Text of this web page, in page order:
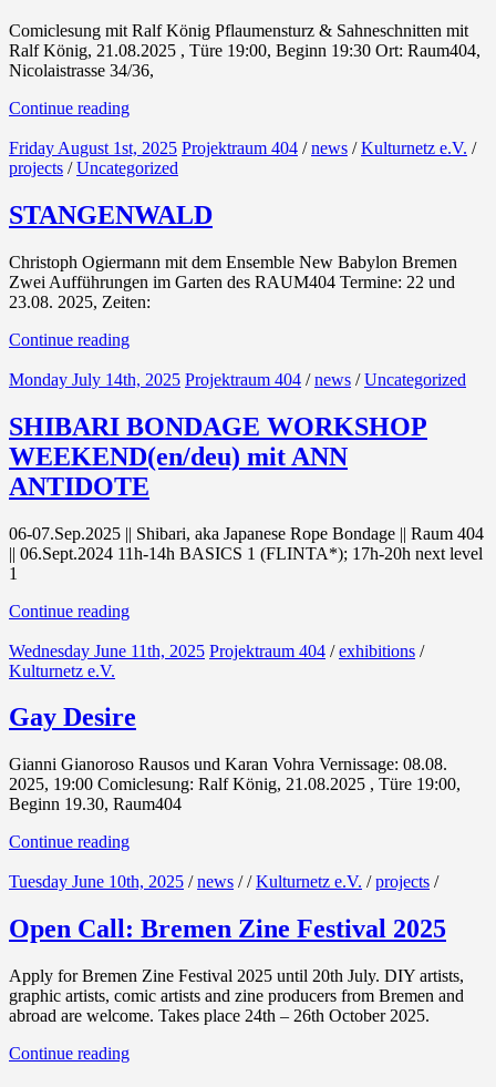
Comiclesung mit Ralf König Pflaumensturz & Sahneschnitten mit
Ralf König, 21.08.2025 , Türe 19:00, Beginn 19:30 Ort: Raum404,
Nicolaistrasse 34/36,
Continue reading
Friday August 1st, 2025 Projektraum 404 /news /Kulturnetz e.V. /
projects /Uncategorized
STANGENWALD
Christoph Ogiermann mit dem Ensemble New Babylon Bremen
Zwei Aufführungen im Garten des RAUM404 Termine: 22 und
23.08. 2025, Zeiten:
Continue reading
Monday July 14th, 2025 Projektraum 404 /news /Uncategorized
SHIBARI BONDAGE WORKSHOP
WEEKEND(en/deu) mit ANN
ANTIDOTE
06-07.Sep.2025 || Shibari, aka Japanese Rope Bondage || Raum 404
|| 06.Sept.2024 11h-14h BASICS 1 (FLINTA*); 17h-20h next level
1
Continue reading
Wednesday June 11th, 2025 Projektraum 404 /exhibitions /
Kulturnetz e.V.
Gay Desire
Gianni Gianoroso Rausos und Karan Vohra Vernissage: 08.08.
2025, 19:00 Comiclesung: Ralf König, 21.08.2025 , Türe 19:00,
Beginn 19.30, Raum404
Continue reading
Tuesday June 10th, 2025 /news //Kulturnetz e.V. /projects /
Open Call: Bremen Zine Festival 2025
Apply for Bremen Zine Festival 2025 until 20th July. DIY artists,
graphic artists, comic artists and zine producers from Bremen and
abroad are welcome. Takes place 24th – 26th October 2025.
Continue reading